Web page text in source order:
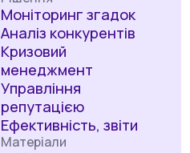
Моніторинг згадок
Аналіз конкурентів
Кризовий
менеджмент
Управління
репутацією
Ефективність, звіти
Матеріали